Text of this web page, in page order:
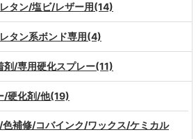
タン/塩ビ/レザー用(14)
タン系ボンド専用(4)
剤/専用硬化スプレー(11)
/硬化剤/他(19)
色補修/コバインク/ワックス/ケミカル